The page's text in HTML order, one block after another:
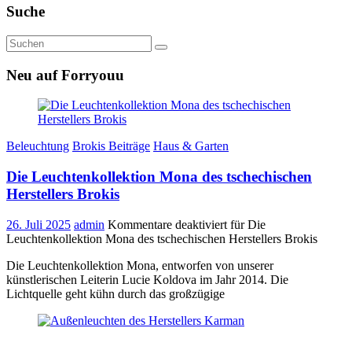
Suche
Neu auf Forryouu
Beleuchtung Brokis Beiträge Haus & Garten
Die Leuchtenkollektion Mona des tschechischen
Herstellers Brokis
26. Juli 2025 admin Kommentare deaktiviert für Die
Leuchtenkollektion Mona des tschechischen Herstellers Brokis
Die Leuchtenkollektion Mona, entworfen von unserer
künstlerischen Leiterin Lucie Koldova im Jahr 2014. Die
Lichtquelle geht kühn durch das großzügige